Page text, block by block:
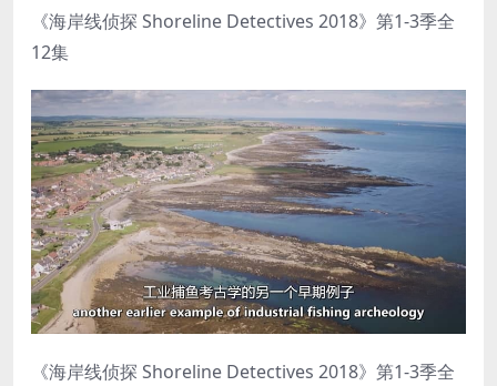
《海岸线侦探 Shoreline Detectives 2018》第1-3季全
12集
《海岸线侦探 Shoreline Detectives 2018》第1-3季全